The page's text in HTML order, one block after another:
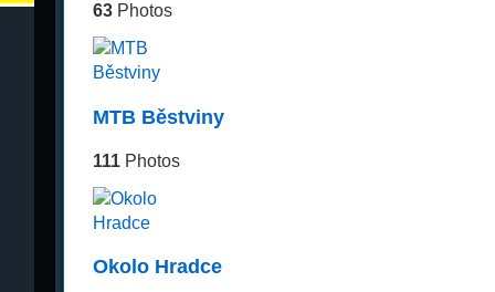
63Photos
MTB Běstviny
111Photos
Okolo Hradce